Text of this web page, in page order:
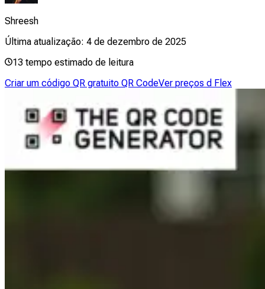
Shreesh
Última atualização: 4 de dezembro de 2025
13 tempo estimado de leitura
Criar um código QR gratuito QR CodeVer preços d Flex